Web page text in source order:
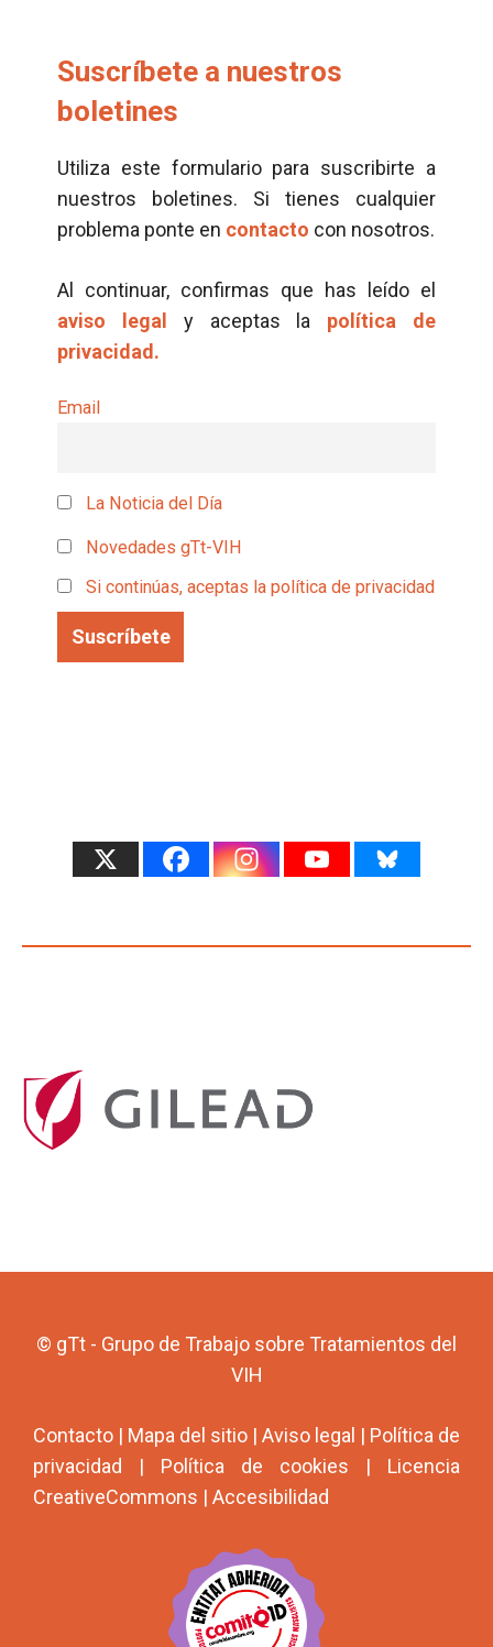
Suscríbete a nuestros
boletines
Utiliza este formulario para suscribirte a
nuestros boletines. Si tienes cualquier
problema ponte en contacto con nosotros.
Al continuar, confirmas que has leído el
aviso legal
y aceptas la política de
privacidad.
Email
La Noticia del Día
Novedades gTt-VIH
Si continúas, aceptas la política de privacidad
© gTt - Grupo de Trabajo sobre Tratamientos del
VIH
Contacto | Mapa del sitio | Aviso legal | Política de
privacidad | Política de cookies | Licencia
CreativeCommons | Accesibilidad